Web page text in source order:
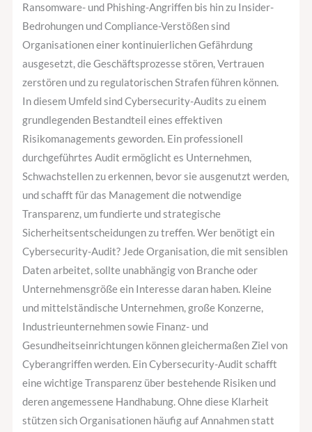
Ransomware- und Phishing-Angriffen bis hin zu Insider-
Bedrohungen und Compliance-Verstößen sind
Organisationen einer kontinuierlichen Gefährdung
ausgesetzt, die Geschäftsprozesse stören, Vertrauen
zerstören und zu regulatorischen Strafen führen können.
In diesem Umfeld sind Cybersecurity-Audits zu einem
grundlegenden Bestandteil eines effektiven
Risikomanagements geworden. Ein professionell
durchgeführtes Audit ermöglicht es Unternehmen,
Schwachstellen zu erkennen, bevor sie ausgenutzt werden,
und schafft für das Management die notwendige
Transparenz, um fundierte und strategische
Sicherheitsentscheidungen zu treffen. Wer benötigt ein
Cybersecurity-Audit? Jede Organisation, die mit sensiblen
Daten arbeitet, sollte unabhängig von Branche oder
Unternehmensgröße ein Interesse daran haben. Kleine
und mittelständische Unternehmen, große Konzerne,
Industrieunternehmen sowie Finanz- und
Gesundheitseinrichtungen können gleichermaßen Ziel von
Cyberangriffen werden. Ein Cybersecurity-Audit schafft
eine wichtige Transparenz über bestehende Risiken und
deren angemessene Handhabung. Ohne diese Klarheit
stützen sich Organisationen häufig auf Annahmen statt